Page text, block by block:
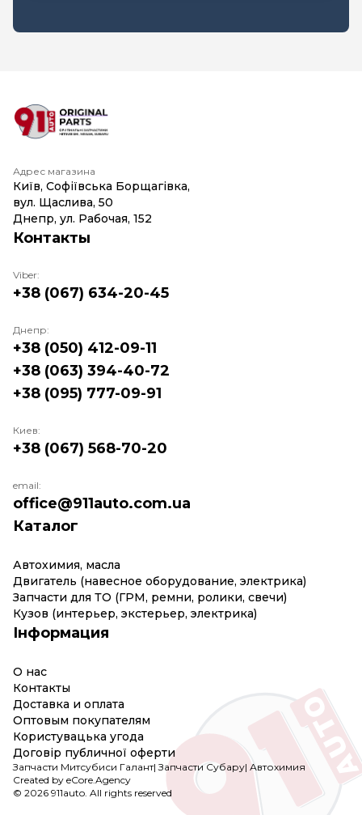
Адрес магазина
Київ, Софіївська Борщагівка,
вул. Щаслива, 50
Днепр, ул. Рабочая, 152
Каталог
Автохимия, масла
Двигатель (навесное оборудование, электрика)
Запчасти для ТО (ГРМ, ремни, ролики, свечи)
Кузов (интерьер, экстерьер, электрика)
Інформация
О нас
Контакты
Доставка и оплата
Оптовым покупателям
Користувацька угода
Договір публичної оферти
Контакты
Viber:
+38 (067) 634-20-45
Днепр:
+38 (050) 412-09-11
+38 (063) 394-40-72
+38 (095) 777-09-91
Киев:
+38 (067) 568-70-20
email:
office@911auto.com.ua
Created by eCore.Agency
Запчасти Митсубиси Галант|Запчасти Субару| Автохимия
© 2026 911auto. All rights reserved